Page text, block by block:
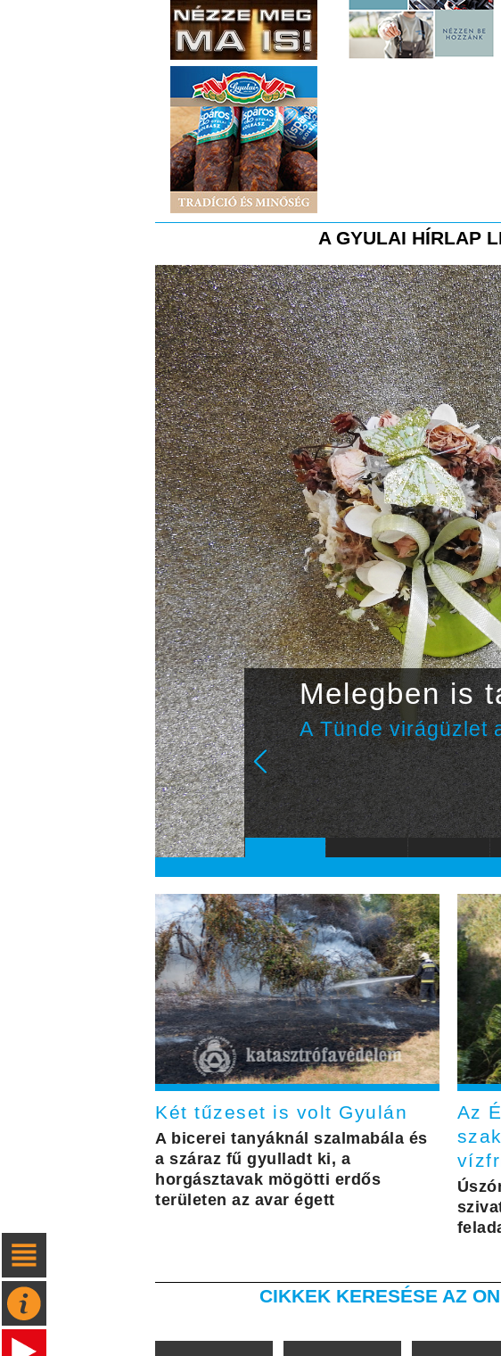
A GYULAI HÍRLAP
Melegben is
A Tünde virágüzlet
Két tűzeset is volt Gyulán
A bicerei tanyáknál szalmabála és
a száraz fű gyulladt ki, a
horgásztavak mögötti erdős
területen az avar égett
Az
CIKKEK KERESÉSE AZ